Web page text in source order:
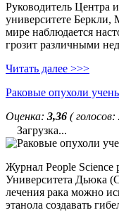
Руководитель Центра
университете Беркли,
мире наблюдается
грозит различными
Читать далее >>>
Раковые опухоли
Оценка: 3,36 ( голосов:
Загрузка...
Журнал People Science
Университета Дьюка
лечения рака можно
этанола создавать